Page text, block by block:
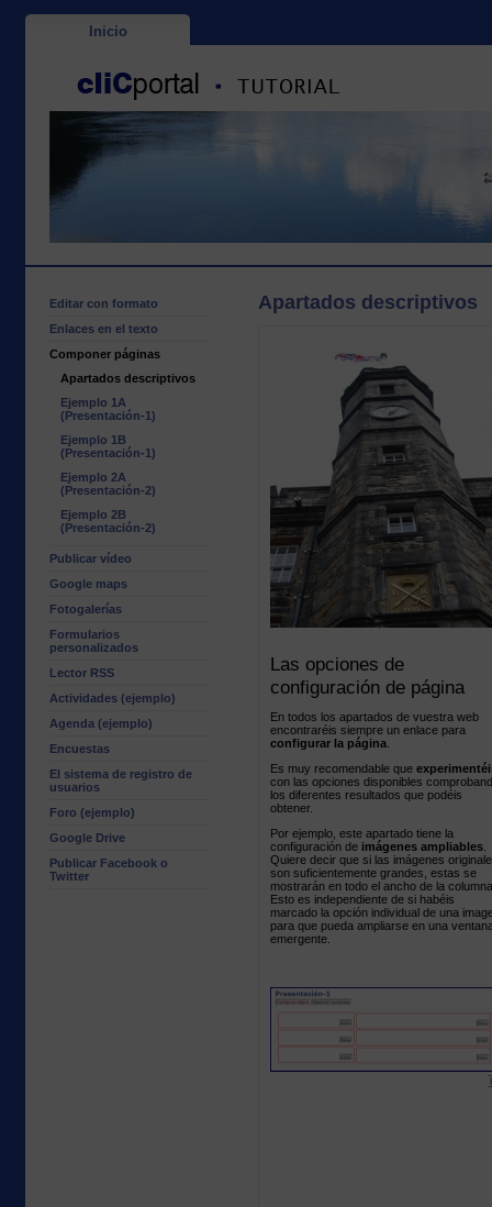
Inicio
Editar con formato
Enlaces en el texto
Componer páginas
Apartados descriptivos
Ejemplo 1A
(Presentación-1)
Ejemplo 1B
(Presentación-1)
Ejemplo 2A
(Presentación-2)
Ejemplo 2B
(Presentación-2)
Publicar vídeo
Google maps
Fotogalerías
Formularios
personalizados
Lector RSS
Actividades (ejemplo)
Agenda (ejemplo)
Encuestas
El sistema de registro de
usuarios
Foro (ejemplo)
Google Drive
Publicar Facebook o
Twitter
Apartados descriptivos
Las opciones de
configuración de página
En todos los apartados de vuestra web
encontraréis siempre un enlace para
configurar la página
Es muy recomendable que
con las opciones disponibles
los diferentes resultados que podéis
obtener.
Por ejemplo, este apartado tiene la
configuración de imágenes ampliables
Quiere decir que si las imágenes
son suficientemente grandes, estas se
mostrarán en todo el ancho de la
Esto es independiente de si habéis
marcado la opción individual de una
para que pueda ampliarse en una
emergente.